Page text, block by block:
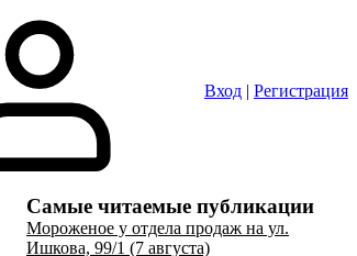
Вход | Регистрация
Самые читаемые публикации
Мороженое у отдела продаж на ул.
Ишкова, 99/1 (7 августа)